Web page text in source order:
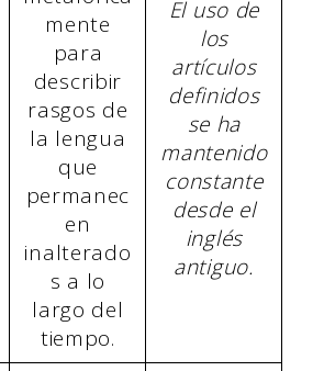
mente
para
describir
rasgos de
la lengua
que
permanec
en
inalterado
s a lo
largo del
tiempo.
El uso de
los
artículos
definidos
se ha
mantenido
constante
desde el
inglés
antiguo.